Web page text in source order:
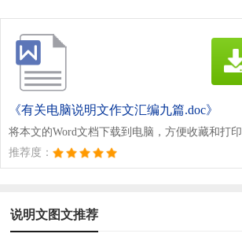
《有关电脑说明文作文汇编九篇.doc》
将本文的Word文档下载到电脑，方便收藏和打印
推荐度：
说明文图文推荐